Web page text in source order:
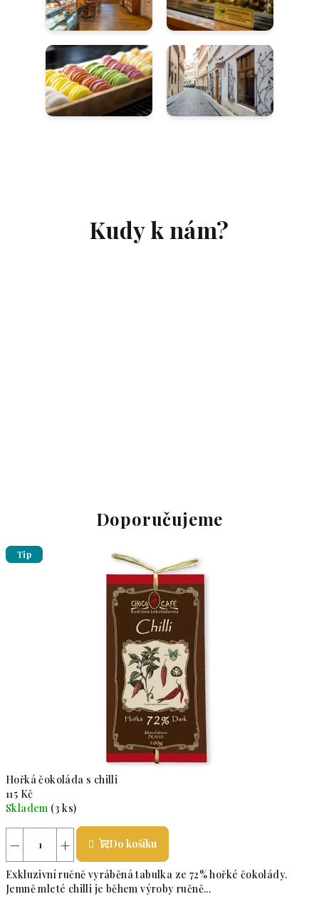
Kudy k nám?
Doporučujeme
Tip
Hořká čokoláda s chilli
115 Kč
Skladem (3 ks)
+
− Do košíku
Exkluzivní ručně vyráběná tabulka ze 72% hořké čokolády.
Jemně mleté chilli je během výroby ručně...
Tip